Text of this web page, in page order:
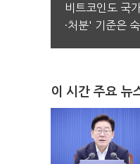
비트코인도 국
·처분' 기준은 숙
이 시간 주요 뉴